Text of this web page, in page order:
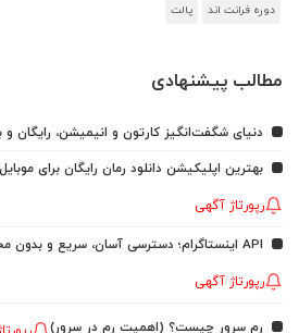
دوره فرانت اند پالت
مطالب پیشنهادی
دنیای شگفت‌انگیز کارتون و انیمیشن، رایگان
بهترین اپلیکیشن دانلود رمان رایگان برای
رپورتاژ آگهی
API اینستاگرام؛ دسترسی آسان، سریع و بدون محدودیت به اطلاعات اینستاگرام
رپورتاژ آگهی
رم سرور چیست؟ (اهمیت رم در سرور)